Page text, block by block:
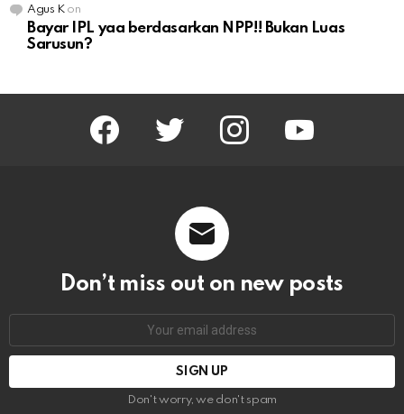
Agus Kon
Bayar IPL yaa berdasarkan NPP!! Bukan Luas
Sarusun?
facebook twitter instagram youtube
Don’t miss out on new posts
Don't worry, we don't spam